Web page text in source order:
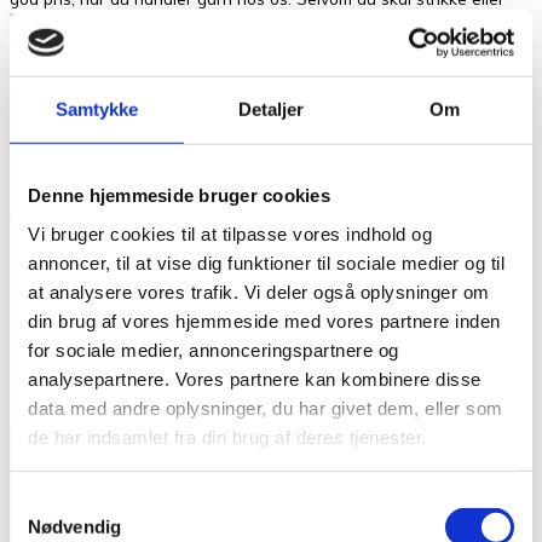
Samtykke Detaljer Om
Denne hjemmeside bruger cookies
Vi bruger cookies til at tilpasse vores indhold og
annoncer, til at vise dig funktioner til sociale medier og til
at analysere vores trafik. Vi deler også oplysninger om
din brug af vores hjemmeside med vores partnere inden
for sociale medier, annonceringspartnere og
analysepartnere. Vores partnere kan kombinere disse
data med andre oplysninger, du har givet dem, eller som
de har indsamlet fra din brug af deres tjenester.
Nødvendig
hækle et større projekt, så kan det godt betale sig at handle hos os.
Du får altid god service oven i hatten – og det er gratis!
Vægt 0,05 kg
Anmeldelser
Vær den første til at anmelde “PetiteKnit
Double Sunday Matcha 9564”
Din e-mailadresse vil ikke blive publiceret. Krævede felter er
markeret med
Din bedømmelse
Din anmeldelse*